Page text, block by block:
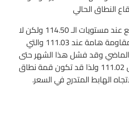
النطاق الحالي
أما قمة النطاق الكبير فتقع عند مستويات الـ 114.50 ولكن لا
ننسى أن السعر حاليا قرب مقاومة هامة عند 111.03 والتي
وقد فشل هذا الشهر حتى
الآن من تجاوزها حيث سجل 111.02 ولذا قد تكون قمة نطاق
الهابط المتدرج في السعر.